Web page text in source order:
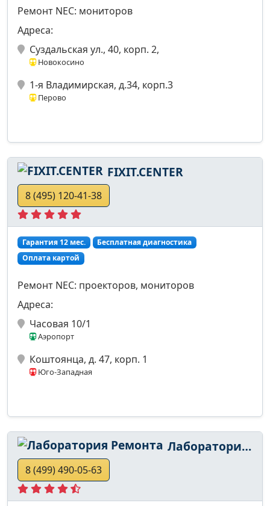
Ремонт NEC: мониторов
Адреса:
Суздальская ул., 40, корп. 2,
Новокосино
1-я Владимирская, д.34, корп.3
Перово
FIXIT.CENTER
8 (495) 120-41-38
Гарантия 12 мес.
Бесплатная диагностика
Оплата картой
Ремонт NEC: проекторов, мониторов
Адреса:
Часовая 10/1
Аэропорт
Коштоянца, д. 47, корп. 1
Юго-Западная
Лаборатория Ремонта
8 (499) 490-05-63